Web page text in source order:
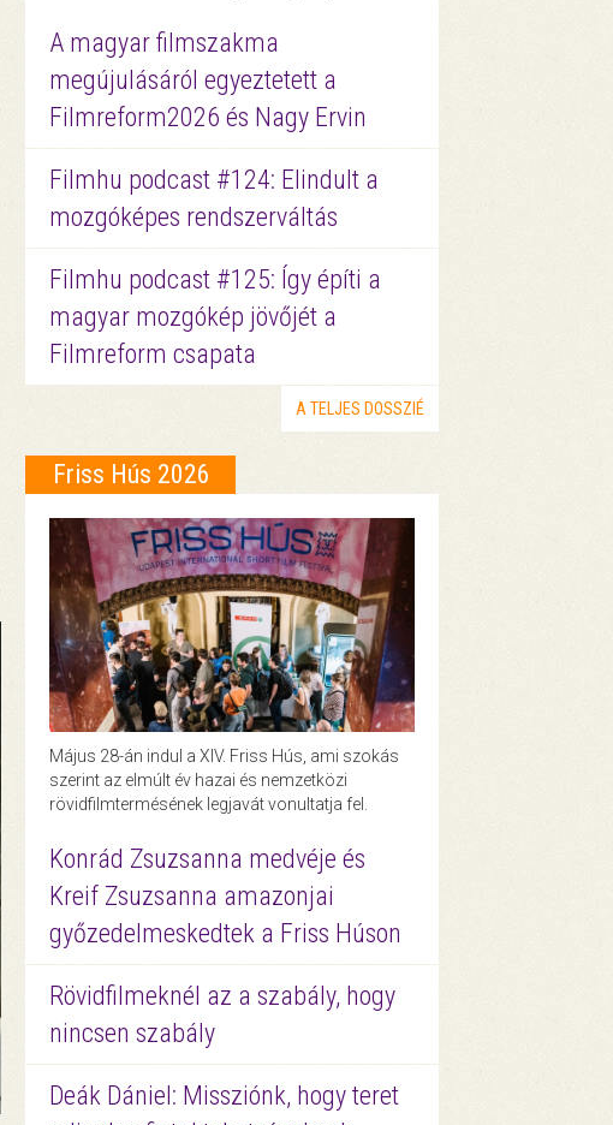
A magyar filmszakma
megújulásáról egyeztetett a
Filmreform2026 és Nagy Ervin
Filmhu podcast #124: Elindult a
mozgóképes rendszerváltás
Filmhu podcast #125: Így építi a
magyar mozgókép jövőjét a
Filmreform csapata
A TELJES DOSSZIÉ
Friss Hús 2026
Május 28-án indul a XIV. Friss Hús, ami szokás
szerint az elmúlt év hazai és nemzetközi
rövidfilmtermésének legjavát vonultatja fel.
Konrád Zsuzsanna medvéje és
Kreif Zsuzsanna amazonjai
győzedelmeskedtek a Friss Húson
Rövidfilmeknél az a szabály, hogy
nincsen szabály
Deák Dániel: Missziónk, hogy teret